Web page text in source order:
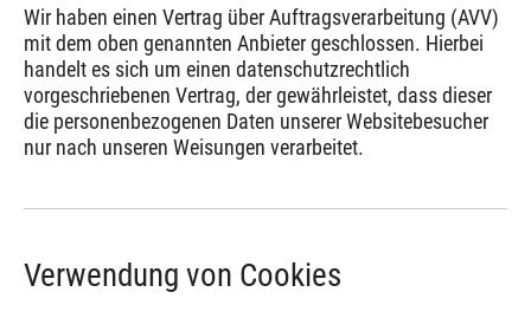
Wir haben einen Vertrag über Auftragsverarbeitung (AVV)
mit dem oben genannten Anbieter geschlossen. Hierbei
handelt es sich um einen datenschutzrechtlich
vorgeschriebenen Vertrag, der gewährleistet, dass dieser
die personenbezogenen Daten unserer Websitebesucher
nur nach unseren Weisungen verarbeitet.
Verwendung von Cookies